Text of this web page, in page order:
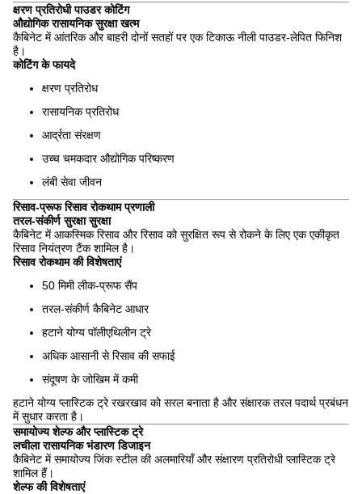
क्षरण प्रतिरोधी पाउडर कोटिंग
औद्योगिक रासायनिक सुरक्षा खत्म
कैबिनेट में आंतरिक और बाहरी दोनों सतहों पर एक टिकाऊ नीली पाउडर-लेपित फिनिश
है।
कोटिंग के फायदे
क्षरण प्रतिरोध
रासायनिक प्रतिरोध
आर्द्रता संरक्षण
उच्च चमकदार औद्योगिक परिष्करण
लंबी सेवा जीवन
रिसाव-प्रूफ रिसाव रोकथाम प्रणाली
तरल-संकीर्ण सुरक्षा सुरक्षा
कैबिनेट में आकस्मिक रिसाव और रिसाव को सुरक्षित रूप से रोकने के लिए एक एकीकृत
रिसाव नियंत्रण टैंक शामिल है।
रिसाव रोकथाम की विशेषताएं
50 मिमी लीक-प्रूफ सैंप
तरल-संकीर्ण कैबिनेट आधार
हटाने योग्य पॉलीएथिलीन ट्रे
अधिक आसानी से रिसाव की सफाई
संदूषण के जोखिम में कमी
हटाने योग्य प्लास्टिक ट्रे रखरखाव को सरल बनाता है और संक्षारक तरल पदार्थ प्रबंधन
में सुधार करता है।
समायोज्य शेल्फ और प्लास्टिक ट्रे
लचीला रासायनिक भंडारण डिजाइन
कैबिनेट में समायोज्य जिंक स्टील की अलमारियाँ और संक्षारण प्रतिरोधी प्लास्टिक ट्रे
शामिल हैं।
शेल्फ की विशेषताएं